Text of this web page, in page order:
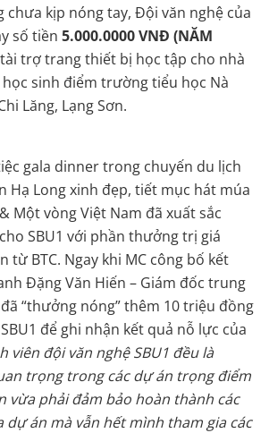
kịp nóng tay, Đội văn nghệ của
số tiền 5.000.0000 VNĐ (NĂM
trợ trang thiết bị học tập cho nhà
sinh điểm trường tiểu học Nà
Lăng, Lạng Sơn.
gala dinner trong chuyến du lịch
Hạ Long xinh đẹp, tiết mục hát múa
Một vòng Việt Nam đã xuất sắc
SBU1 với phần thưởng trị giá
từ BTC. Ngay khi MC công bố kết
Đặng Văn Hiến – Giám đốc trung
“thưởng nóng” thêm 10 triệu đồng
để ghi nhận kết quả nỗ lực của
viên đội văn nghệ SBU1 đều là
trọng trong các dự án trọng điểm
vừa phải đảm bảo hoàn thành các
dự án mà vẫn hết mình tham gia các